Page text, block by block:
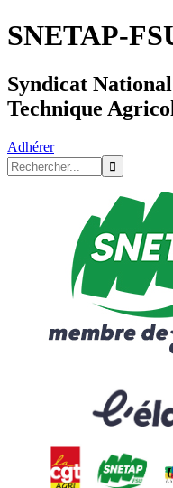
SNETAP-
Syndicat
Technique
Adhérer